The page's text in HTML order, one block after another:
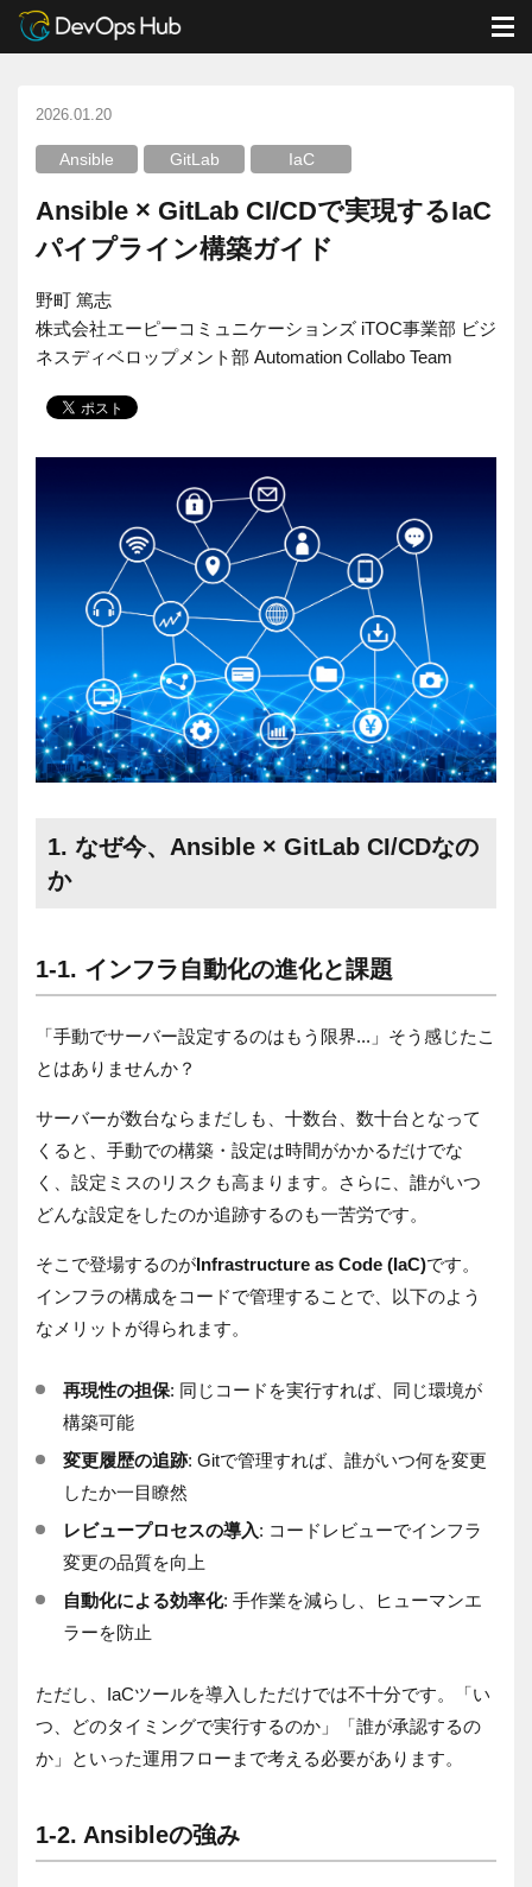
DevOps Hub ブログ
Ansible
Ansible × GitLab CI/CDで実現するIaC パイプライン構築ガイド
2026.01.20
Ansible GitLab IaC
Ansible × GitLab CI/CDで実現するIaC
パイプライン構築ガイド
野町 篤志
株式会社エーピーコミュニケーションズ iTOC事業部 ビジ
ネスディベロップメント部 Automation Collabo Team
1. なぜ今、Ansible × GitLab CI/CDなの
か
1-1. インフラ自動化の進化と課題
「手動でサーバー設定するのはもう限界...」そう感じたこ
とはありませんか？
サーバーが数台ならまだしも、十数台、数十台となって
くると、手動での構築・設定は時間がかかるだけでな
く、設定ミスのリスクも高まります。さらに、誰がいつ
どんな設定をしたのか追跡するのも一苦労です。
そこで登場するのがInfrastructure as Code (IaC)です。
インフラの構成をコードで管理することで、以下のよう
なメリットが得られます。
再現性の担保: 同じコードを実行すれば、同じ環境が
構築可能
変更履歴の追跡: Gitで管理すれば、誰がいつ何を変更
したか一目瞭然
レビュープロセスの導入: コードレビューでインフラ
変更の品質を向上
自動化による効率化: 手作業を減らし、ヒューマンエ
ラーを防止
ただし、IaCツールを導入しただけでは不十分です。「い
つ、どのタイミングで実行するのか」「誰が承認するの
か」といった運用フローまで考える必要があります。
1-2. Ansibleの強み